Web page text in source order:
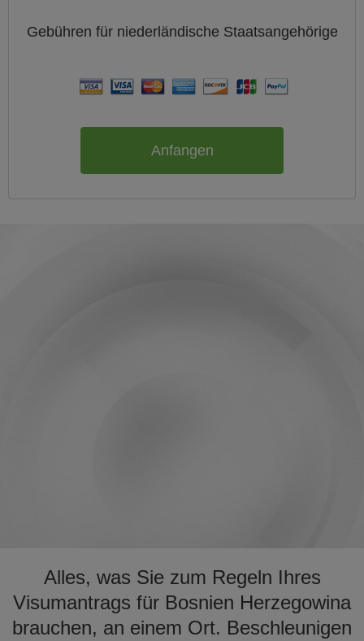
Gebühren für niederländische Staatsangehörige
Anfangen
Alles, was Sie zum Regeln Ihres
Visumantrags für Bosnien Herzegowina
brauchen, an einem Ort. Beschleunigen